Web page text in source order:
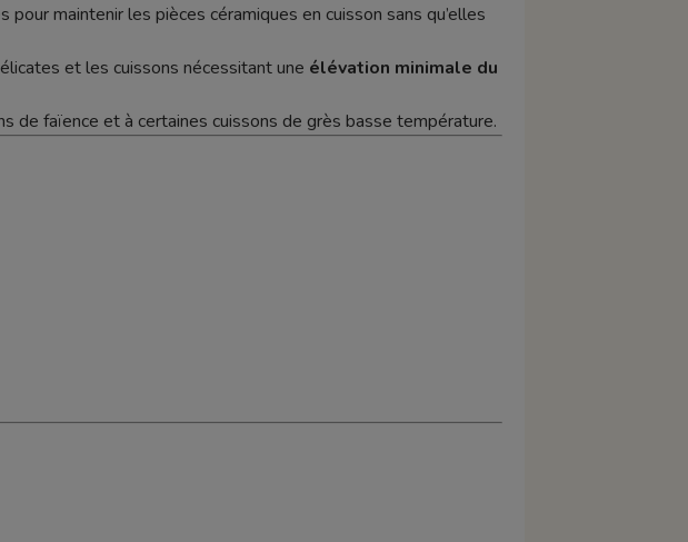
maintenir les pièces céramiques en cuisson sans qu’elles
et les cuissons nécessitant une élévation minimale du
de faïence et à certaines cuissons de grès basse température.